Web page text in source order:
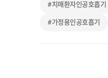
#치매환자인공호흡기
#가정용인공호흡기